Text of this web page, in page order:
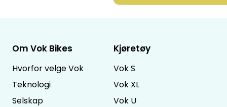
Om Vok Bikes
Hvorfor velge Vok
Teknologi
Selskap
Kjøretøy
Vok S
Vok XL
Vok U